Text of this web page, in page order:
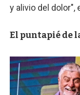
y alivio del dolor",
El puntapié de